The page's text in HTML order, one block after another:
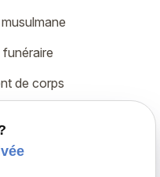
funéraire
de corps
décès